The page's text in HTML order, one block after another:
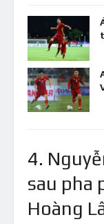
4.
sau pha
Hoàng